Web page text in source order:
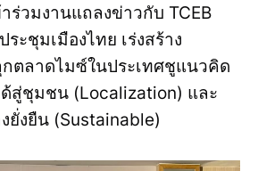
ร่วมงานแถลงข่าวกับ TCEB
ระชุมเมืองไทย เร่งสร้าง
กตลาดไมซ์ในประเทศชูแนวคิด
ด้สู่ชุมชน (Localization) และ
ยั่งยืน (Sustainable)